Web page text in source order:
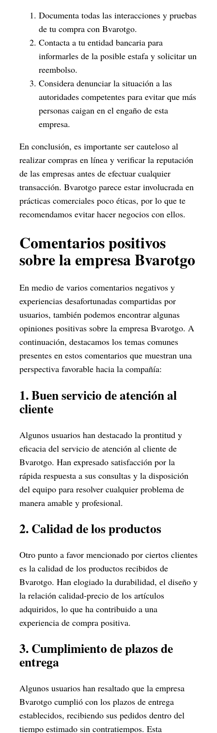
Documenta todas las interacciones y pruebas
de tu compra con Bvarotgo.
Contacta a tu entidad bancaria para
informarles de la posible estafa y solicitar un
reembolso.
Considera denunciar la situación a las
autoridades competentes para evitar que más
personas caigan en el engaño de esta
empresa.
En conclusión, es importante ser cauteloso al
realizar compras en línea y verificar la reputación
de las empresas antes de efectuar cualquier
transacción. Bvarotgo parece estar involucrada en
prácticas comerciales poco éticas, por lo que te
recomendamos evitar hacer negocios con ellos.
Comentarios positivos
sobre la empresa Bvarotgo
En medio de varios comentarios negativos y
experiencias desafortunadas compartidas por
usuarios, también podemos encontrar algunas
opiniones positivas sobre la empresa Bvarotgo. A
continuación, destacamos los temas comunes
presentes en estos comentarios que muestran una
perspectiva favorable hacia la compañía:
1. Buen servicio de atención al
cliente
Algunos usuarios han destacado la prontitud y
eficacia del servicio de atención al cliente de
Bvarotgo. Han expresado satisfacción por la
rápida respuesta a sus consultas y la disposición
del equipo para resolver cualquier problema de
manera amable y profesional.
2. Calidad de los productos
Otro punto a favor mencionado por ciertos clientes
es la calidad de los productos recibidos de
Bvarotgo. Han elogiado la durabilidad, el diseño y
la relación calidad-precio de los artículos
adquiridos, lo que ha contribuido a una
experiencia de compra positiva.
3. Cumplimiento de plazos de
entrega
Algunos usuarios han resaltado que la empresa
Bvarotgo cumplió con los plazos de entrega
establecidos, recibiendo sus pedidos dentro del
tiempo estimado sin contratiempos. Esta